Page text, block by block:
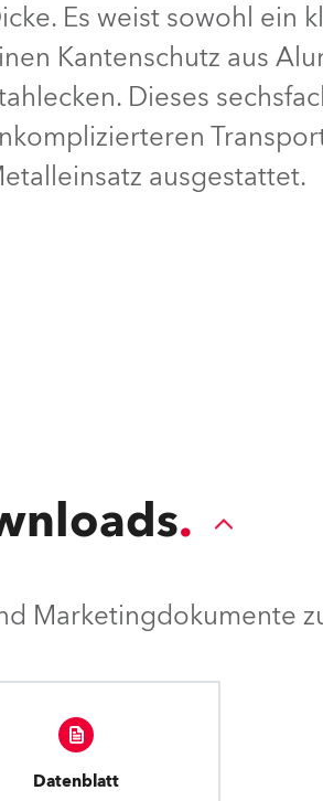
Es weist sowohl ein
Kantenschutz aus
Dieses
ausgestattet.
Marketingdokumente
Datenblatt